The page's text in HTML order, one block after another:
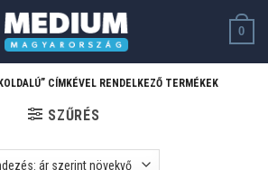
0
CÍMKÉVEL RENDELKEZŐ TERMÉKEK
SZŰRÉS